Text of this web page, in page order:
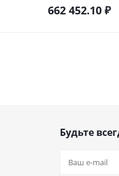
662 452.10₽
Будьте